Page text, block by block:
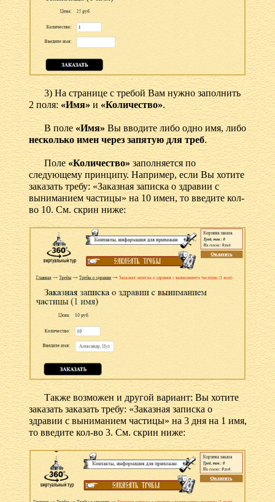
3) На странице с требой Вам нужно заполнить
2 поля: «Имя»и «Количество».
В поле«Имя»Вы вводите либо одно имя, либо
несколько имен через запятую для треб.
Поле«Количество»заполняется по
следующему принципу. Например, если Вы хотите
заказать требу: «Заказная записка о здравии с
выниманием частицы» на 10 имен, то введите кол-
во 10. См. скрин ниже:
Также возможен и другой вариант: Вы хотите
заказать заказать требу: «Заказная записка о
здравии с выниманием частицы» на 3 дня на 1 имя,
то введите кол-во 3. См. скрин ниже: